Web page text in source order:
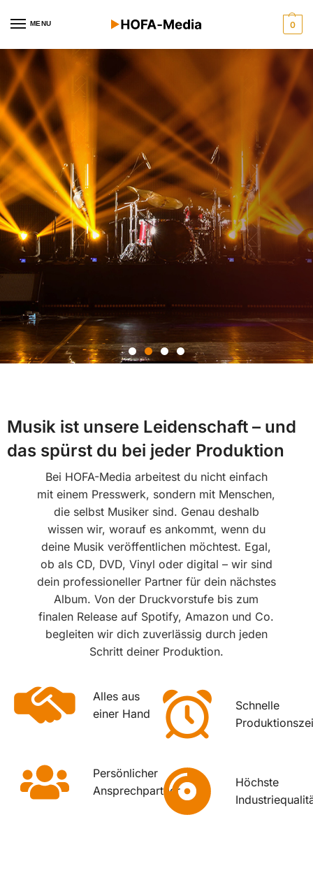
MENU 0
Aktuelle
Sonderangebote
Verkaufsfertige Komplettprodukte
so günstig wie nie!
Mehr dazu
Musik ist unsere Leidenschaft – und
das spürst du bei jeder Produktion
Bei HOFA-Media arbeitest du nicht einfach
mit einem Presswerk, sondern mit Menschen,
die selbst Musiker sind. Genau deshalb
wissen wir, worauf es ankommt, wenn du
deine Musik veröffentlichen möchtest. Egal,
ob als CD, DVD, Vinyl oder digital – wir sind
dein professioneller Partner für dein nächstes
Album. Von der Druckvorstufe bis zum
finalen Release auf Spotify, Amazon und Co.
begleiten wir dich zuverlässig durch jeden
Schritt deiner Produktion.
Alles aus
einer Hand
Persönlicher
Ansprechpartner
Schnelle
Höchste